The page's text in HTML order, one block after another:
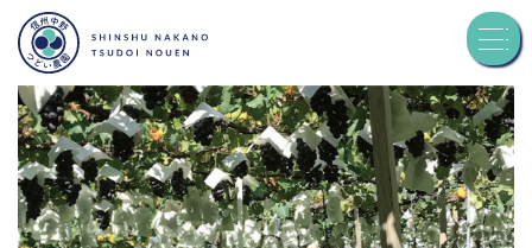
トップ
つどい農園について